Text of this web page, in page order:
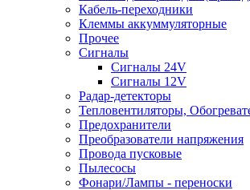
Кабель-переходники
Клеммы аккуммуляторные
Прочее
Сигналы
Сигналы 24V
Сигналы 12V
Радар-детекторы
Тепловентиляторы,
Предохранители
Преобразователи напряжения
Провода пусковые
Пылесосы
Фонари/Лампы - переноски